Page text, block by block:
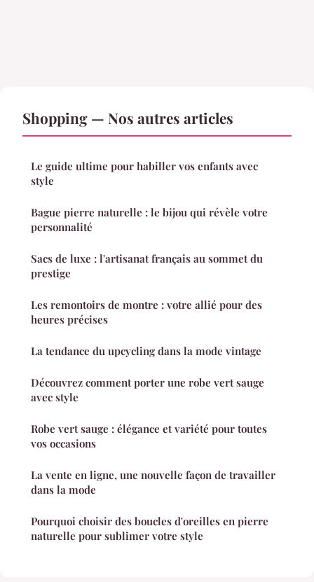
Shopping — Nos autres articles
Le guide ultime pour habiller vos enfants avec
style
Bague pierre naturelle : le bijou qui révèle votre
personnalité
Sacs de luxe : l'artisanat français au sommet du
prestige
Les remontoirs de montre : votre allié pour des
heures précises
La tendance du upcycling dans la mode vintage
Découvrez comment porter une robe vert sauge
avec style
Robe vert sauge : élégance et variété pour toutes
vos occasions
La vente en ligne, une nouvelle façon de travailler
dans la mode
Pourquoi choisir des boucles d'oreilles en pierre
naturelle pour sublimer votre style